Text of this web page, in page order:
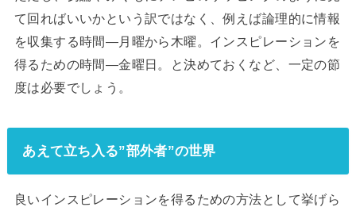
て回ればいいかという訳ではなく、例えば論理的に情報
を収集する時間―月曜から木曜。インスピレーションを
得るための時間―金曜日。と決めておくなど、一定の節
度は必要でしょう。
あえて立ち入る”部外者”の世界
良いインスピレーションを得るための方法として挙げら